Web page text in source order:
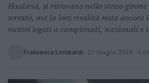
Haaland, si ritrovano nello stesso
serrato, ma la loro rivalità resta ancora
motivi legati a campionati, nazionali e
Francesca Lombardi · 27 Giugno 2026 · 4